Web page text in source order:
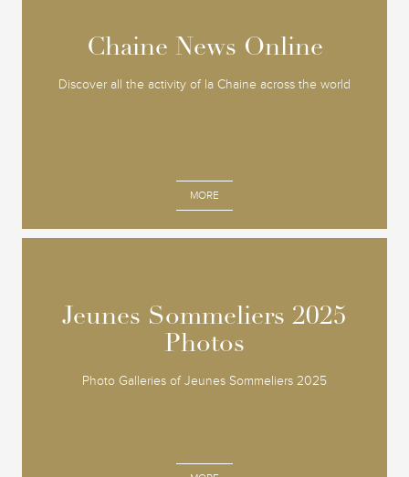
Chaine News Online
Discover all the activity of la Chaine across the world
MORE
Chaine News Online
Jeunes Sommeliers 2025
Photos
Photo Galleries of Jeunes Sommeliers 2025
Jeunes Sommeliers 2025
Photos